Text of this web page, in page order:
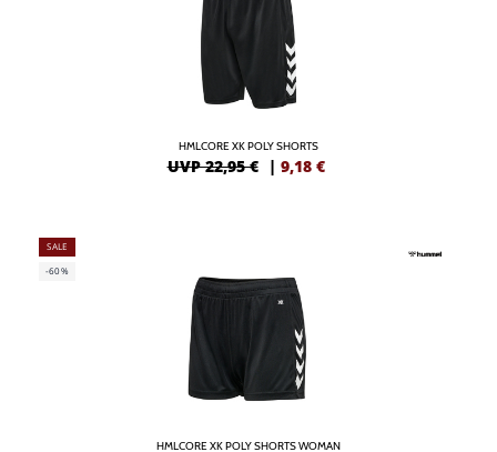
HMLCORE XK POLY SHORTS
UVP 22,95 € | 9,18 €
SALE
-60%
HMLCORE XK POLY SHORTS WOMAN